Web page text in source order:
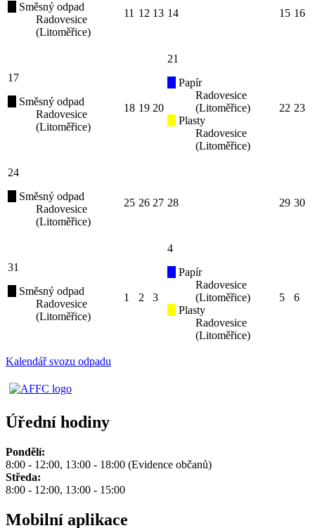
Směsný odpad
Radovesice
(Litoměřice)
11 12 13 14 15 16
17
Směsný odpad
Radovesice
(Litoměřice)
18 19 20
21
Papír
Radovesice
(Litoměřice)
Plasty
Radovesice
(Litoměřice)
22 23
24
Směsný odpad
Radovesice
(Litoměřice)
25 26 27 28 29 30
31
Směsný odpad
Radovesice
(Litoměřice)
1 2 3
4
Papír
Radovesice
(Litoměřice)
Plasty
Radovesice
(Litoměřice)
5 6
Kalendář svozu odpadu
Úřední hodiny
Pondělí:
8:00 - 12:00, 13:00 - 18:00 (Evidence občanů)
Středa:
8:00 - 12:00, 13:00 - 15:00
Mobilní aplikace